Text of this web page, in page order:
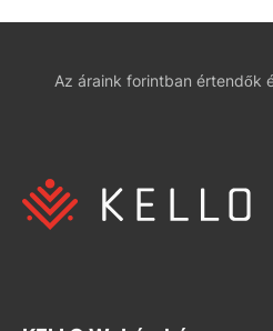
Az áraink forintban értendők